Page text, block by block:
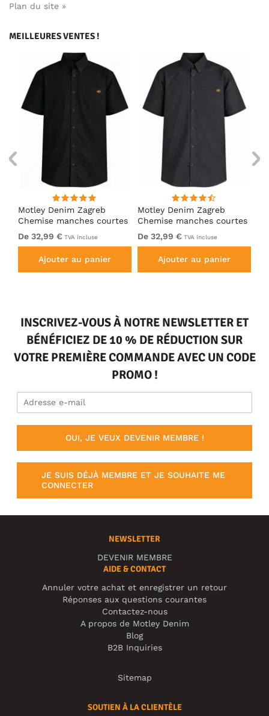
Plan du site »
MEILLEURES VENTES !
Motley Denim Zagreb
Chemise manches courtes
Noir
De 32,99 € TVA incluse
Ajouter au panier
Motley Denim Zagreb
Chemise manches courtes
Anthracite
De 32,99 € TVA incluse
Ajouter au panier
INSCRIVEZ-VOUS À NOTRE NEWSLETTER ET
BÉNÉFICIEZ DE 10 % DE RÉDUCTION SUR
VOTRE PREMIÈRE COMMANDE AVEC UN CODE
PROMO !
OUI, JE VEUX DEVENIR MEMBRE !
JE SUIS DÉJÀ MEMBRE ET JE SOUHAITE ME
CONNECTER
NEWSLETTER
DEVENIR MEMBRE
AIDE & CONTACT
Annuler votre achat et enregistrer un retour
Réponses aux questions courantes
Contactez-nous
A propos de Motley Denim
Blog
B2B Inquiries
Sitemap
SOUTIEN À LA CLIENTÈLE